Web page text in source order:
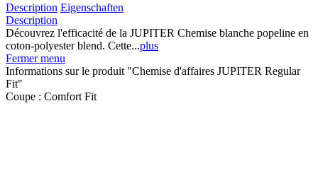
Description Eigenschaften
Description
Découvrez l'efficacité de la JUPITER Chemise blanche popeline en
coton-polyester blend. Cette...plus
Fermer menu
Informations sur le produit "Chemise d'affaires JUPITER Regular
Fit"
Coupe : Comfort Fit